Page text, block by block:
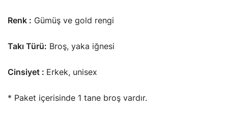
Renk : Gümüş ve gold rengi
Takı Türü: Broş, yaka iğnesi
Cinsiyet : Erkek, unisex
* Paket içerisinde 1 tane broş vardır.